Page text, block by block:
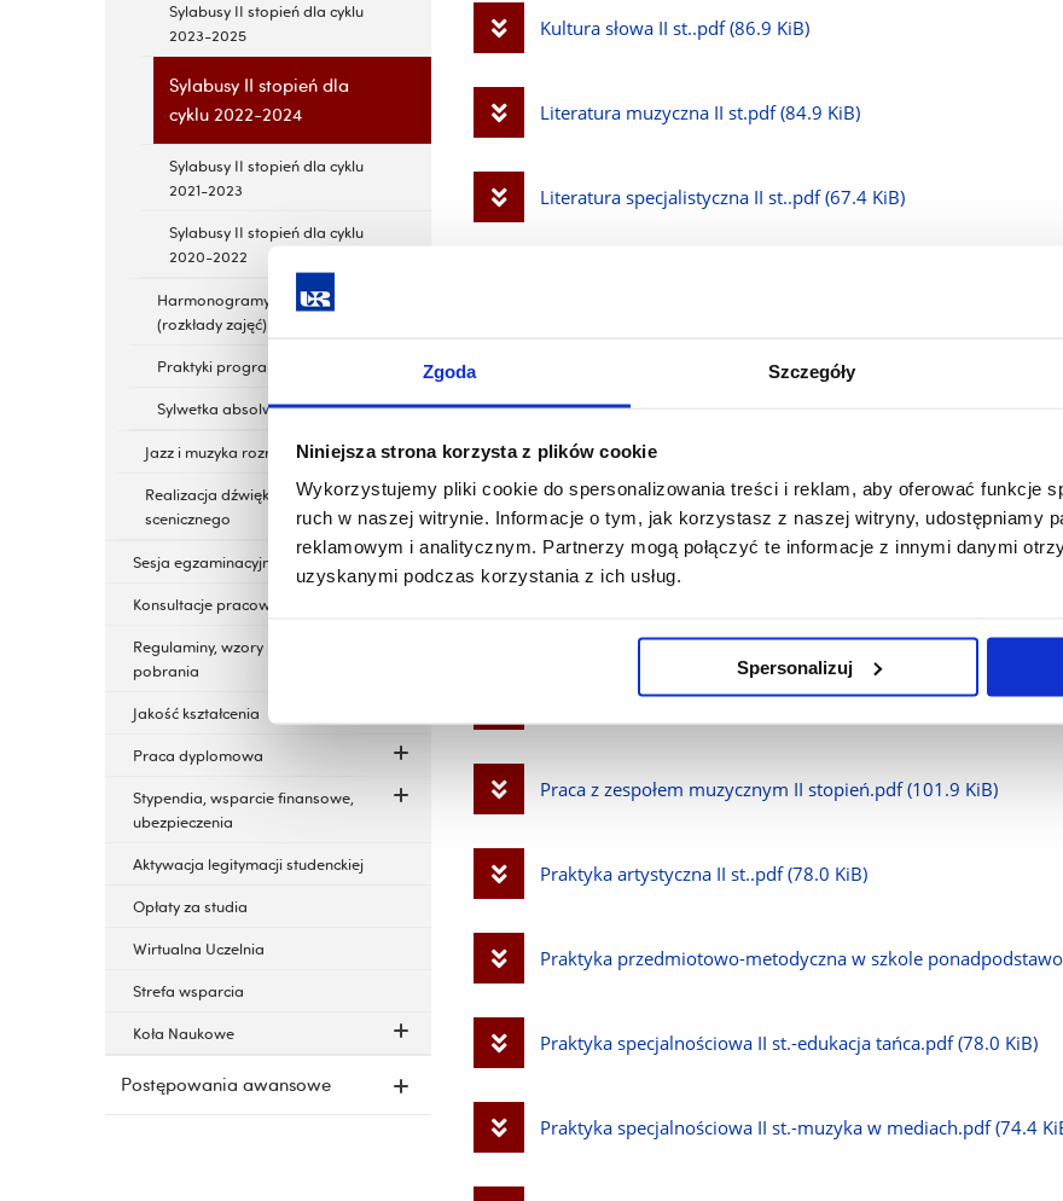
Zgoda Szczegóły
Niniejsza strona korzysta z plików cookie
Wykorzystujemy pliki cookie do spersonalizowania treści i reklam, aby oferować funkcje
ruch w naszej witrynie. Informacje o tym, jak korzystasz z naszej witryny, udostępniamy
reklamowym i analitycznym. Partnerzy mogą połączyć te informacje z innymi danymi
uzyskanymi podczas korzystania z ich usług.
Spersonalizuj
Sylabusy II stopień dla cyklu
2023-2025
Sylabusy II stopień dla
cyklu 2022-2024
Sylabusy II stopień dla cyklu
2021-2023
Sylabusy II stopień dla cyklu
2020-2022
Harmonogramy zajęć
(rozkłady zajęć)
Praktyki programowe
Sylwetka absolwenta
Jazz i muzyka rozrywkowa
Realizacja dźwięku i światła
scenicznego
Sesja egzaminacyjna
Konsultacje pracowników
Regulaminy, wzory pism, pliki do
pobrania
Jakość kształcenia
Praca dyplomowa
Stypendia, wsparcie finansowe,
ubezpieczenia
Aktywacja legitymacji studenckiej
Opłaty za studia
Wirtualna Uczelnia
Strefa wsparcia
Koła Naukowe
Postępowania awansowe
Pobierz
Kultura słowa II st..pdf (86.9 KiB)
Pobierz
Literatura muzyczna II st.pdf (84.9 KiB)
Pobierz
Literatura specjalistyczna II st..pdf (67.4 KiB)
Metodyka nauczania muzyki w szkole ponadpodstawowej II
Pobierz
plik
Metodyka prowadzenia zespołów II st..pdf
Pobierz
Muzyka w radiu i telewizji II st..pdf (77.1 KiB)
Opracowania muzyki ludowej II st.pdf (76.3 KiB)
Pobierz
Praca z zespołem muzycznym II stopień.pdf (101.9 KiB)
Pobierz
Praktyka artystyczna II st..pdf (78.0 KiB)
Pobierz
Praktyka przedmiotowo-metodyczna w szkole
Pobierz
Praktyka specjalnościowa II st.-edukacja tańca.pdf (78.0 KiB)
Pobierz
Praktyka specjalnościowa II st.-muzyka w mediach.pdf (74.4